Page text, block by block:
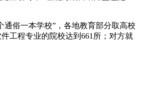
俗一本学校”，各地教育部分取高校
工程专业的院校达到661所；对方就